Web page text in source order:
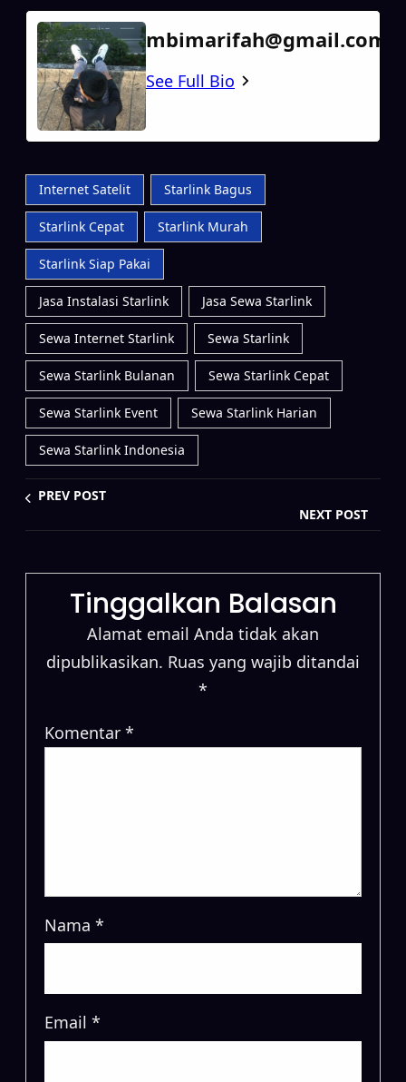
mbimarifah@gmail.com
See Full Bio
Internet Satelit Starlink Bagus
Starlink Cepat Starlink Murah
Starlink Siap Pakai
Jasa Instalasi Starlink Jasa Sewa Starlink
Sewa Internet Starlink Sewa Starlink
Sewa Starlink Bulanan Sewa Starlink Cepat
Sewa Starlink Event Sewa Starlink Harian
Sewa Starlink Indonesia
PREV POST
NEXT POST
Tinggalkan Balasan
Alamat email Anda tidak akan
dipublikasikan. Ruas yang wajib ditandai
*
Komentar *
Nama *
Email *